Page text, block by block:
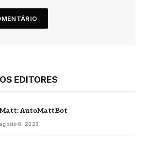
EDITORES
Matt: AutoMattBot
agosto 6, 2026